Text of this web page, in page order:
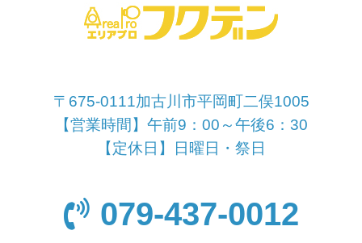
〒675-0111加古川市平岡町二俣1005
【営業時間】午前9：00～午後6：30
【定休日】日曜日・祭日
079-437-0012